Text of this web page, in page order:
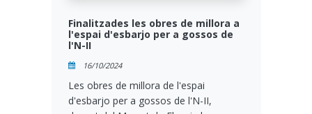
Finalitzades les obres de millora a
l'espai d'esbarjo per a gossos de
l'N-II
16/10/2024
Les obres de millora de l'espai
d'esbarjo per a gossos de l'N-II,